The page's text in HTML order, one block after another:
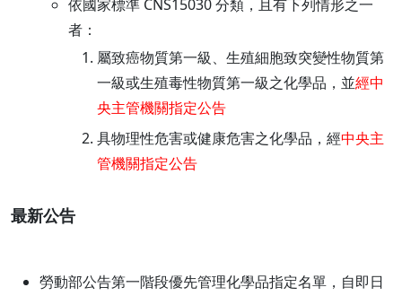
依國家標準 CNS15030 分類，且有下列情形之一
者：
屬致癌物質第一級、生殖細胞致突變性物質第
一級或生殖毒性物質第一級之化學品，並經中
央主管機關指定公告
具物理性危害或健康危害之化學品，經中央主
管機關指定公告
最新公告
勞動部公告第一階段優先管理化學品指定名單，自即日